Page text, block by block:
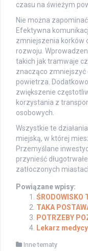
czasu na świeżym
Nie można
Efektywna
zmniejszenia korków
rozwoju.
takich jak tramwaje
znacząco zmniejszyć
powietrza.
zwiększenie
korzystania z
osobowych.
Wszystkie te
miejską, w której
Przemyślane
przynieść
zatłoczonych
Powiązane wpisy:
ŚRODOWISKO
TAKA
POTRZEBY
Lekarz
Inne tematy